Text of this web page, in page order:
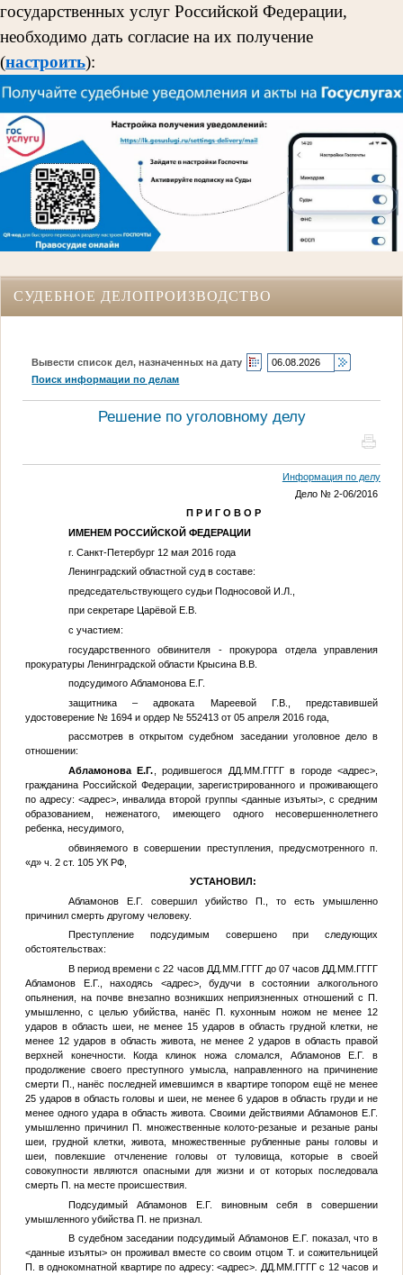
государственных услуг Российской Федерации,
необходимо дать согласие на их получение
(настроить):
СУДЕБНОЕ ДЕЛОПРОИЗВОДСТВО
Вывести список дел, назначенных на дату
Поиск информации по делам
Решение по уголовному делу
Информация по делу
Дело № 2-06/2016
П Р И Г О В О Р
ИМЕНЕМ РОССИЙСКОЙ ФЕДЕРАЦИИ
г. Санкт-Петербург 12 мая 2016 года
Ленинградский областной суд в составе:
председательствующего судьи Подносовой И.Л.,
при секретаре Царёвой Е.В.
с участием:
государственного обвинителя - прокурора отдела управления
прокуратуры Ленинградской области Крысина В.В.
подсудимого Абламонова Е.Г.
защитника – адвоката Мареевой Г.В., представившей
удостоверение № 1694 и ордер № 552413 от 05 апреля 2016 года,
рассмотрев в открытом судебном заседании уголовное дело в
отношении:
Абламонова Е.Г. , родившегося ДД.ММ.ГГГГв городе<адрес>
гражданина Российской Федерации, зарегистрированного и проживающего
по адресу:<адрес> , инвалида второй группы <данные изъяты>, с средним
образованием, неженатого, имеющего одного несовершеннолетнего
ребенка, несудимого,
обвиняемого в совершении преступления, предусмотренного п.
«д» ч. 2 ст. 105 УК РФ,
УСТАНОВИЛ:
Абламонов Е.Г. совершил убийствоП.
, то есть умышленно
причинил смерть другому человеку.
Преступление подсудимым совершено при следующих
обстоятельствах:
В период времени с 22 часов ДД.ММ.ГГГГдо 07 часов ДД.ММ.ГГГГ
Абламонов Е.Г.
, находясь <адрес>, будучи в состоянии алкогольного
опьянения, на почве внезапно возникших неприязненных отношений сП.
умышленно, с целью убийства, нанёс П.
кухонным ножом не менее 12
ударов в область шеи, не менее 15 ударов в область грудной клетки, не
менее 12 ударов в область живота, не менее 2 ударов в область правой
верхней конечности. Когда клинок ножа сломался, Абламонов Е.Г.
в
продолжение своего преступного умысла, направленного на причинение
смерти П.
, нанёс последней имевшимся в квартире топором ещё не менее
25 ударов в область головы и шеи, не менее 6 ударов в область груди и не
менее одного удара в область живота. Своими действиямиАбламонов Е.Г.
умышленно причинил П.
множественные колото-резаные и резаные раны
шеи, грудной клетки, живота, множественные рубленные раны головы и
шеи, повлекшие отчленение головы от туловища, которые в своей
совокупности являются опасными для жизни и от которых последовала
смерть П. на месте происшествия.
Подсудимый Абламонов Е.Г.
виновным себя в совершении
умышленного убийства П. не признал.
В судебном заседании подсудимый Абламонов Е.Г. показал, что в
<данные изъяты>он проживал вместе со своим отцомТ. и сожительницей
П.
в однокомнатной квартире по адресу:<адрес> ДД.ММ.ГГГГс 12 часов и